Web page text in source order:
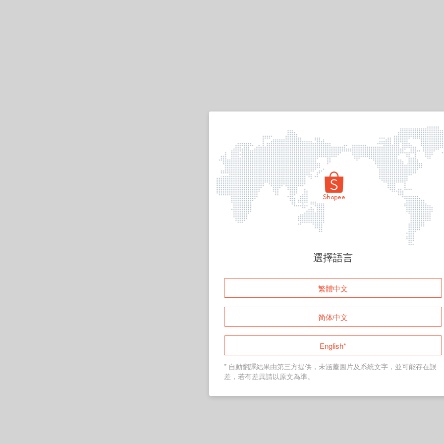
頁面無法顯示
登入
返回首頁
選擇語言
繁體中文
简体中文
English*
* 自動翻譯結果由第三方提供，未涵蓋圖片及系統文字，並可能存在誤
差，若有差異請以原文為準。